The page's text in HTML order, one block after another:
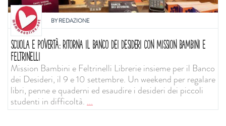
BYREDAZIONE
SCUOLA E POVERTÀ: RITORNA IL BANCO DEI DESIDERI CON MISSION BAMBINI E
FELTRINELLI
Mission Bambini e Feltrinelli Librerie insieme per il Banco
dei Desideri, il 9 e 10 settembre. Un weekend per regalare
libri, penne e quaderni ed esaudire i desideri dei piccoli
studenti in difficoltà....